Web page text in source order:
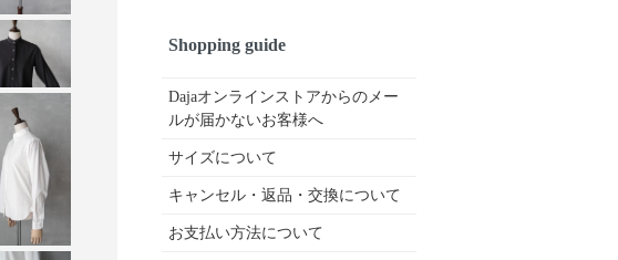
Shopping guide
Dajaオンラインストアからのメー
ルが届かないお客様へ
サイズについて
キャンセル・返品・交換について
お支払い方法について